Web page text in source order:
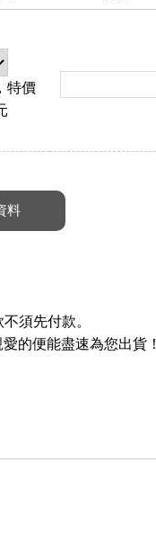
特價
須先付款。
的便能盡速為您出貨！